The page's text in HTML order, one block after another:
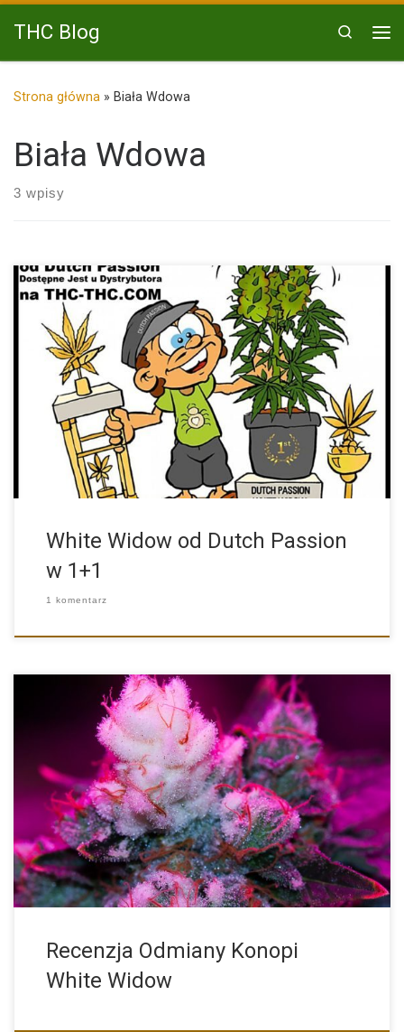
Przejdź do treści
THC Blog
Search
Strona główna » Biała Wdowa
Biała Wdowa
3 wpisy
White Widow oferowana przez firmę Dutch Passion to
zdecydowanie produkt […]
White Widow od Dutch Passion
w 1+1
1 komentarz
White Widow to jedna z najbardziej znanych i popularnych
odmian […]
Recenzja Odmiany Konopi
White Widow